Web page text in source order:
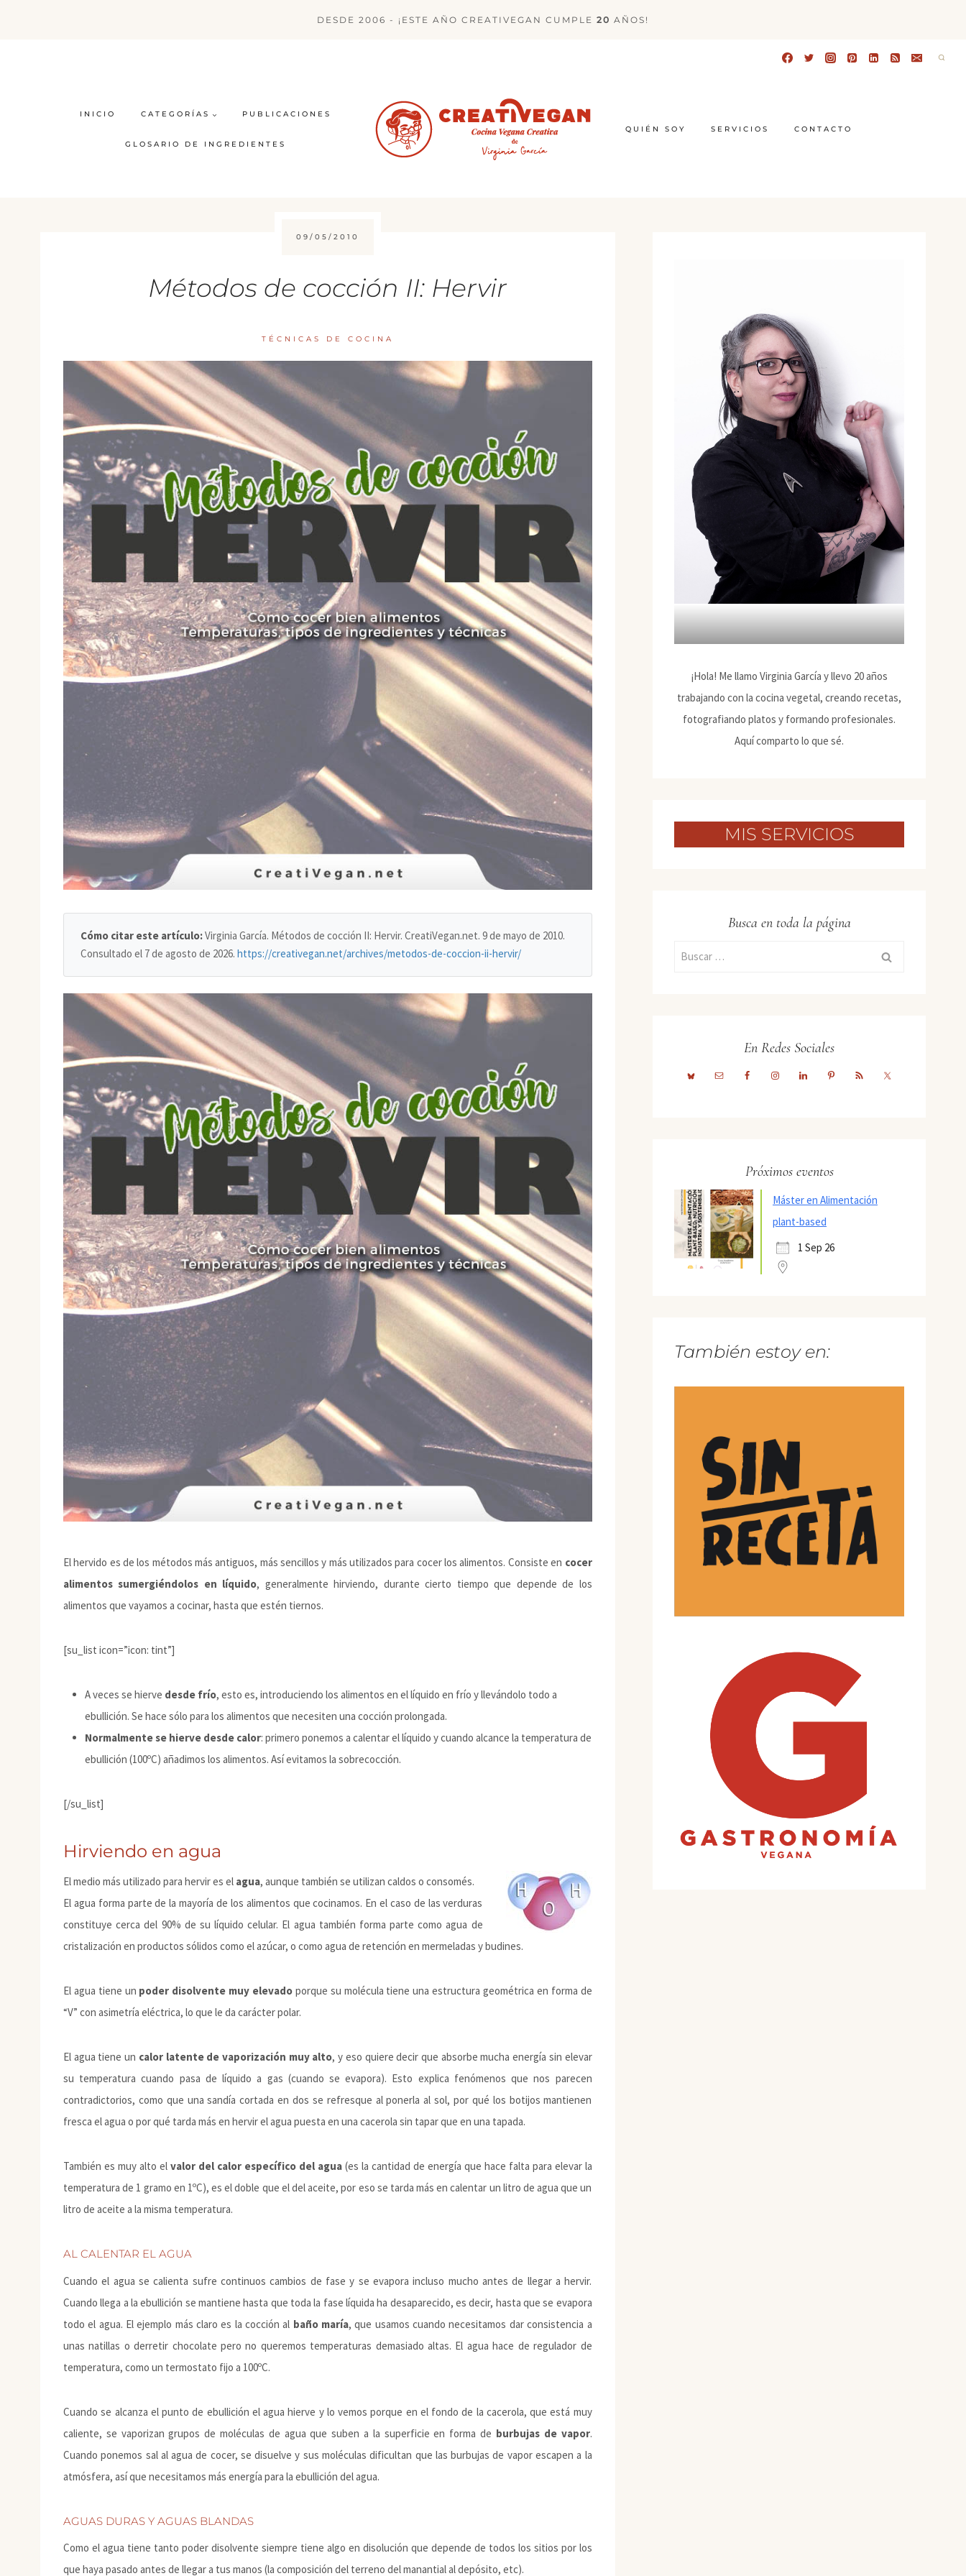
DESDE 2006 - ¡ESTE AÑO CREATIVEGAN CUMPLE 20 AÑOS!
INICIO CATEGORÍAS PUBLICACIONES
GLOSARIO DE INGREDIENTES
QUIÉN SOY SERVICIOS CONTACTO
09/05/2010
Métodos de cocción II: Hervir
TÉCNICAS DE COCINA
Cómo citar este artículo:Virginia García. Métodos de cocción II: Hervir. CreatiVegan.net. 9 de mayo de 2010.
Consultado el 7 de agosto de 2026. https://creativegan.net/archives/metodos-de-coccion-ii-hervir/
El hervido es de los métodos más antiguos, más sencillos y más utilizados para cocer los alimentos. Consiste en cocer
alimentos sumergiéndolos en líquido, generalmente hirviendo, durante cierto tiempo que depende de los
alimentos que vayamos a cocinar, hasta que estén tiernos.
[su_list icon=”icon: tint”]
A veces se hierve desde frío, esto es, introduciendo los alimentos en el líquido en frío y llevándolo todo a
ebullición. Se hace sólo para los alimentos que necesiten una cocción prolongada.
Normalmente se hierve desde calor: primero ponemos a calentar el líquido y cuando alcance la temperatura de
ebullición (100ºC) añadimos los alimentos. Así evitamos la sobrecocción.
[/su_list]
Hirviendo en agua
El medio más utilizado para hervir es el agua, aunque también se utilizan caldos o consomés.
El agua forma parte de la mayoría de los alimentos que cocinamos. En el caso de las verduras
constituye cerca del 90% de su líquido celular. El agua también forma parte como agua de
cristalización en productos sólidos como el azúcar, o como agua de retención en mermeladas y budines.
El agua tiene un poder disolvente muy elevadoporque su molécula tiene una estructura geométrica en forma de
“V” con asimetría eléctrica, lo que le da carácter polar.
El agua tiene un calor latente de vaporización muy alto, y eso quiere decir que absorbe mucha energía sin elevar
su temperatura cuando pasa de líquido a gas (cuando se evapora). Esto explica fenómenos que nos parecen
contradictorios, como que una sandía cortada en dos se refresque al ponerla al sol, por qué los botijos mantienen
fresca el agua o por qué tarda más en hervir el agua puesta en una cacerola sin tapar que en una tapada.
También es muy alto el valor del calor específico del agua(es la cantidad de energía que hace falta para elevar la
temperatura de 1 gramo en 1ºC), es el doble que el del aceite, por eso se tarda más en calentar un litro de agua que un
litro de aceite a la misma temperatura.
AL CALENTAR EL AGUA
Cuando el agua se calienta sufre continuos cambios de fase y se evapora incluso mucho antes de llegar a hervir.
Cuando llega a la ebullición se mantiene hasta que toda la fase líquida ha desaparecido, es decir, hasta que se evapora
todo el agua. El ejemplo más claro es la cocción al baño maría, que usamos cuando necesitamos dar consistencia a
unas natillas o derretir chocolate pero no queremos temperaturas demasiado altas. El agua hace de regulador de
temperatura, como un termostato fijo a 100ºC.
Cuando se alcanza el punto de ebullición el agua hierve y lo vemos porque en el fondo de la cacerola, que está muy
caliente, se vaporizan grupos de moléculas de agua que suben a la superficie en forma de burbujas de vapor.
Cuando ponemos sal al agua de cocer, se disuelve y sus moléculas dificultan que las burbujas de vapor escapen a la
atmósfera, así que necesitamos más energía para la ebullición del agua.
AGUAS DURAS Y AGUAS BLANDAS
Como el agua tiene tanto poder disolvente siempre tiene algo en disolución que depende de todos los sitios por los
que haya pasado antes de llegar a tus manos (la composición del terreno del manantial al depósito, etc).
¡Hola! Me llamo Virginia García y llevo 20 años
trabajando con la cocina vegetal, creando recetas,
fotografiando platos y formando profesionales.
Aquí comparto lo que sé.
MIS SERVICIOS
Busca en toda la página
Buscar:
En Redes Sociales
Próximos eventos
Máster en Alimentación
plant-based
1 Sep 26
También estoy en: